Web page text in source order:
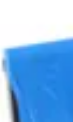
Guide Légumes